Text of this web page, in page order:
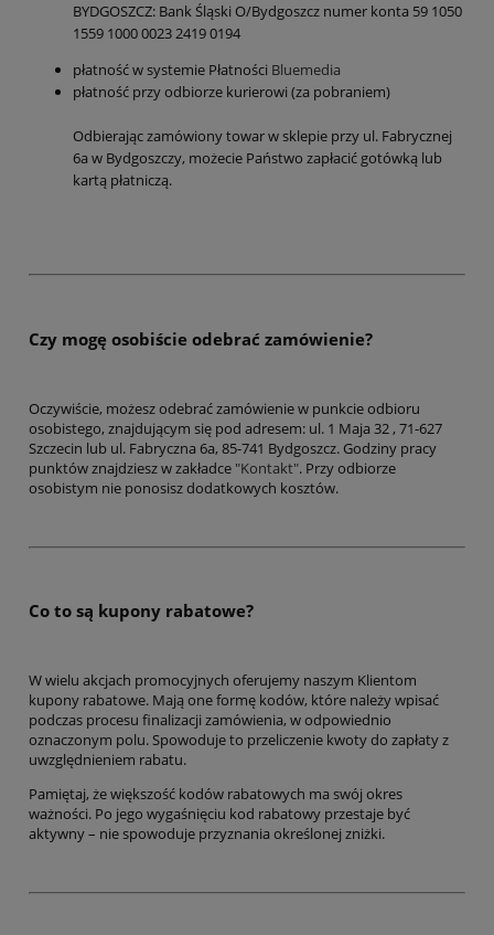
BYDGOSZCZ: Bank Śląski O/Bydgoszcz numer konta 59 1050
1559 1000 0023 2419 0194
płatność w systemie Płatności Bluemedia
płatność przy odbiorze kurierowi (za pobraniem)
Odbierając zamówiony towar w sklepie przy ul. Fabrycznej
6a w Bydgoszczy, możecie Państwo zapłacić gotówką lub
kartą płatniczą.
Czy mogę osobiście odebrać zamówienie?
Oczywiście, możesz odebrać zamówienie w punkcie odbioru
osobistego, znajdującym się pod adresem: ul. 1 Maja 32 , 71-627
Szczecin lub ul. Fabryczna 6a, 85-741 Bydgoszcz. Godziny pracy
punktów znajdziesz w zakładce "Kontakt". Przy odbiorze
osobistym nie ponosisz dodatkowych kosztów.
Co to są kupony rabatowe?
W wielu akcjach promocyjnych oferujemy naszym Klientom
kupony rabatowe. Mają one formę kodów, które należy wpisać
podczas procesu finalizacji zamówienia, w odpowiednio
oznaczonym polu. Spowoduje to przeliczenie kwoty do zapłaty z
uwzględnieniem rabatu.
Pamiętaj, że większość kodów rabatowych ma swój okres
ważności. Po jego wygaśnięciu kod rabatowy przestaje być
aktywny – nie spowoduje przyznania określonej zniżki.